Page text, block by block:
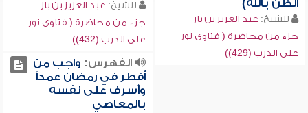
الظن بالله)
للشيخ: عبد العزيز بن باز
جزء من محاضرة ( فتاوى نور
على الدرب (429))
للشيخ: عبد العزيز بن باز
جزء من محاضرة ( فتاوى نور
على الدرب (432))
الفهرس: واجب من
أفطر في رمضان عمداً
وأسرف على نفسه
بالمعاصي